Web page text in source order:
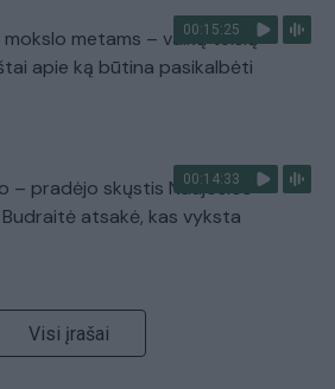
00:15:25
mokslo metams – vaikų teisių
apie ką būtina pasikalbėti
00:14:33
– pradėjo skųstis Naujosios
atsakė, kas vyksta
Visi įrašai